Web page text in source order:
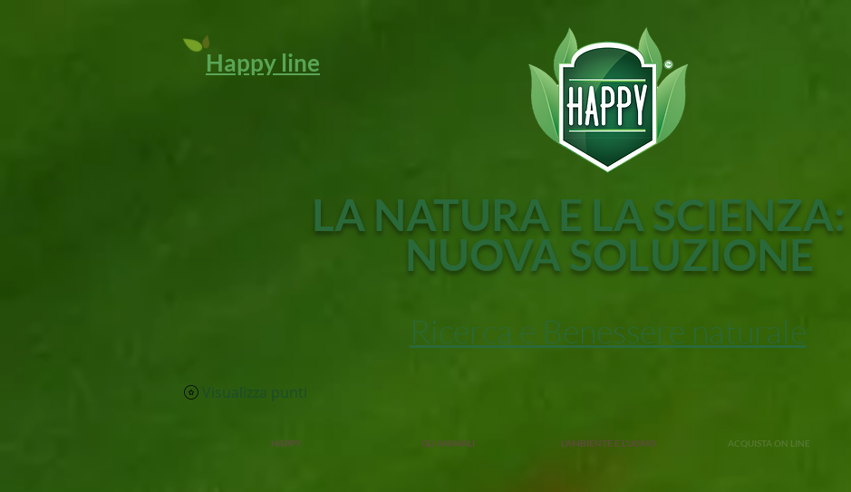
Happy line
LA NATURA E LA
NUOVA SOLUZIONE
Ricerca e Benessere naturale
Visualizza punti
HAPPY GLI ANIMALI L'AMBIENTE E L'UOMO ACQUISTA ON LINE